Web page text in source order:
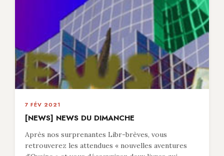
7 FÉV 2021
[NEWS] NEWS DU DIMANCHE
Après nos surprenantes Libr-brèves, vous
retrouverez les attendues « nouvelles aventures